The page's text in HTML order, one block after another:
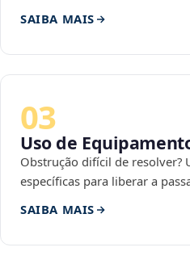
SAIBA MAIS
03
Uso de
Obstrução difícil de resolver?
específicas para liberar a
SAIBA MAIS